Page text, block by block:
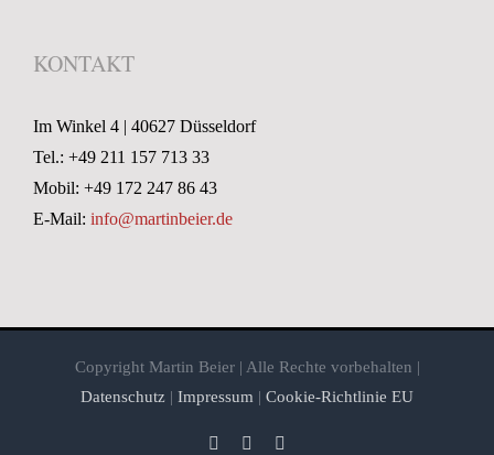
KONTAKT
Im Winkel 4 | 40627 Düsseldorf
Tel.: +49 211 157 713 33
Mobil: +49 172 247 86 43
E-Mail: info@martinbeier.de
Copyright Martin Beier | Alle Rechte vorbehalten |
Datenschutz | Impressum | Cookie-Richtlinie EU
Facebook